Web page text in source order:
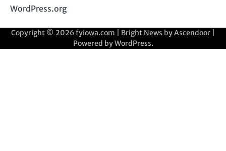
WordPress.org
Copyright © 2026fyiowa.com | Bright News byAscendoor
Powered byWordPress.